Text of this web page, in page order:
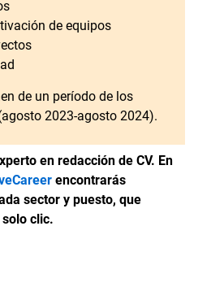
de equipos
de un período de los
2023-agosto 2024).
en redacción de CV. En
encontrarás
sector y puesto, que
clic.